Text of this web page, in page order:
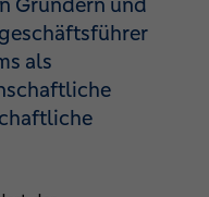
als